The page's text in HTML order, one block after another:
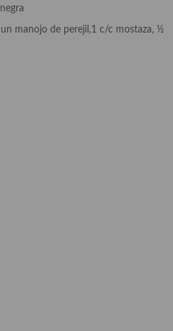
manojo de perejil,1 c/c mostaza, ½